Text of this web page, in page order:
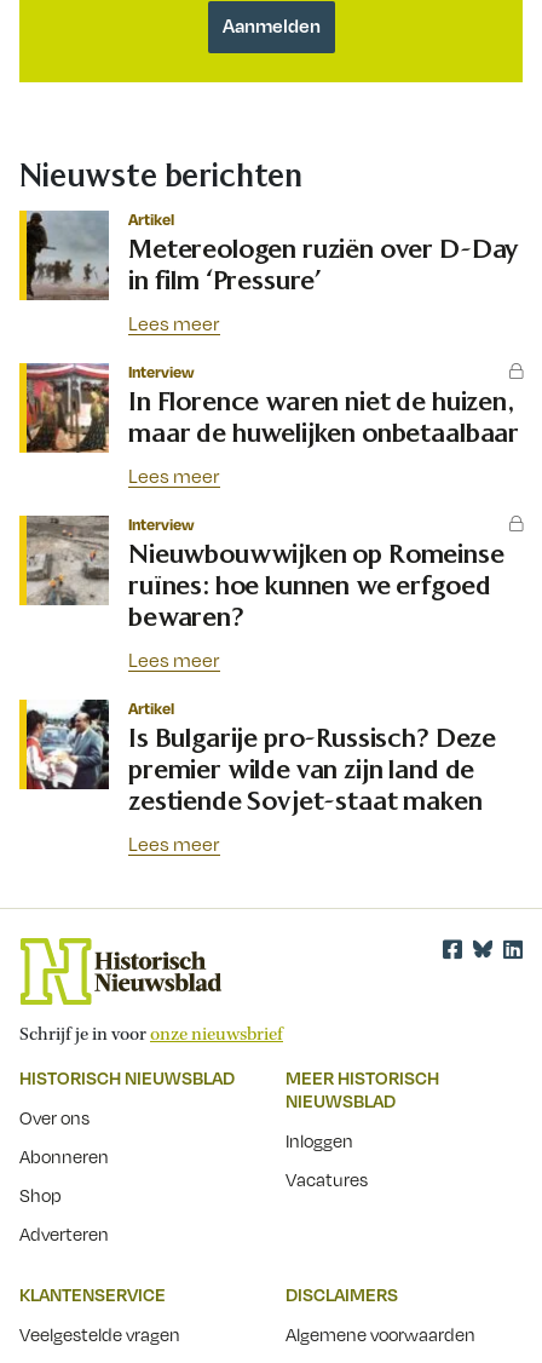
Nieuwste berichten
Artikel
Metereologen ruziën over D-Day
in film ‘Pressure’
Lees meer
Interview
In Florence waren niet de huizen,
maar de huwelijken onbetaalbaar
Lees meer
Interview
Nieuwbouwwijken op Romeinse
ruïnes: hoe kunnen we erfgoed
bewaren?
Lees meer
Artikel
Is Bulgarije pro-Russisch? Deze
premier wilde van zijn land de
zestiende Sovjet-staat maken
Lees meer
Schrijf je in vooronze nieuwsbrief
HISTORISCH NIEUWSBLAD
Over ons
Abonneren
Shop
Adverteren
MEER HISTORISCH
NIEUWSBLAD
Inloggen
Vacatures
KLANTENSERVICE
Veelgestelde vragen
DISCLAIMERS
Algemene voorwaarden